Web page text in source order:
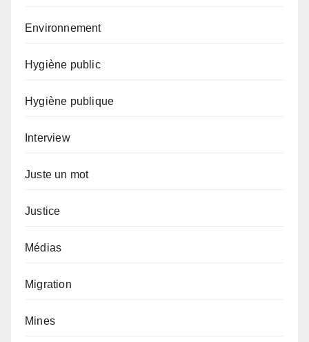
Environnement
Hygiène public
Hygiène publique
Interview
Juste un mot
Justice
Médias
Migration
Mines